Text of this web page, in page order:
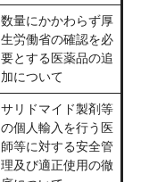
数量にかかわらず厚
生労働省の確認を必
要とする医薬品の追
加について
サリドマイド製剤等
の個人輸入を行う医
師等に対する安全管
理及び適正使用の徹